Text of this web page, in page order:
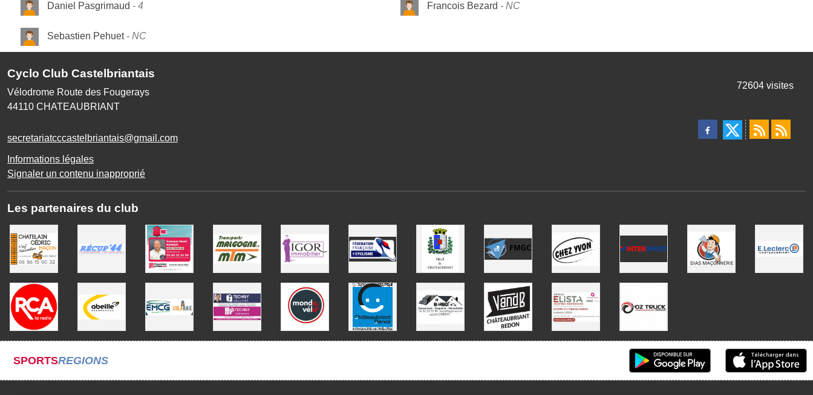
Daniel Pasgrimaud 4 Francois Bezard NC
Sebastien Pehuet NC
Cyclo Club Castelbriantais
Vélodrome Route des Fougerays
44110 CHATEAUBRIANT
secretariatcccastelbriantais@gmail.com
Informations légales
Signaler un contenu inapproprié
72604 visites
Les partenaires du club
SPORTSREGIONS